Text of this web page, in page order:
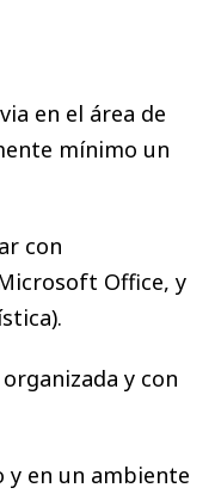
en el área de
mínimo un
con
Office, y
y con
y en un ambiente